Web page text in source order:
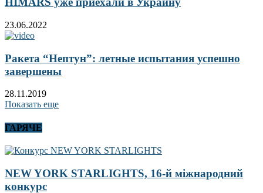
23.06.2022
Ракета “Нептун”: летные испытания успешно
завершены
28.11.2019
Показать еще
ГАРЯЧЕ
NEW YORK STARLIGHTS, 16-й міжнародний
конкурс